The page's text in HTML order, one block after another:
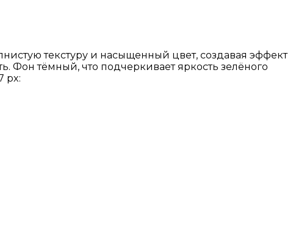
текстуру и насыщенный цвет, создавая эффект
тёмный, что подчеркивает яркость зелёного
px: